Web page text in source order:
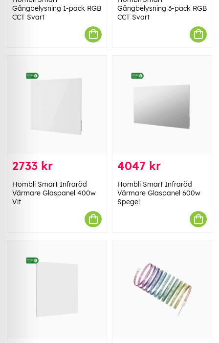
Gångbelysning 1-pack RGB
CCT Svart
Gångbelysning 3-pack RGB
CCT Svart
2733 kr
Hombli Smart Infraröd
Värmare Glaspanel 400w
Vit
4047 kr
Hombli Smart Infraröd
Värmare Glaspanel 600w
Spegel